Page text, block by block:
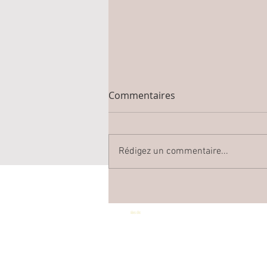
Commentaires
Rédigez un commentaire...
idees chic